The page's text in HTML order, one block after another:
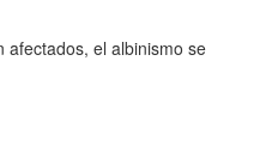
afectados, el albinismo se